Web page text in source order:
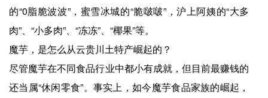
的“0脂脆波波”，蜜雪冰城的“脆啵啵”，沪上阿姨的“大多
肉”、“小多肉”、“冻冻”、“椰果”等。
魔芋，是怎么从云贵川土特产崛起的？
尽管魔芋在不同食品行业中都小有成就，但目前最赚钱的
还当属“休闲零食”。事实上，如今魔芋食品家族的崛起，